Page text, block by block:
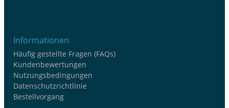
Informationen
Häufig gestellte Fragen (FAQs)
Kundenbewertungen
Nutzungsbedingungen
Datenschutzrichtlinie
Bestellvorgang